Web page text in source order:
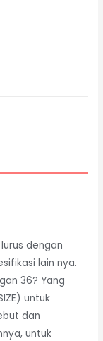
dengan
lain nya.
36? Yang
untuk
dan
untuk